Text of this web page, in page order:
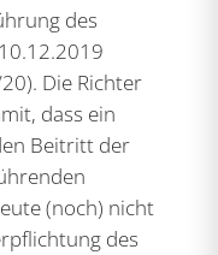
des
Die Richter
dass ein
Beitritt der
(noch) nicht
des